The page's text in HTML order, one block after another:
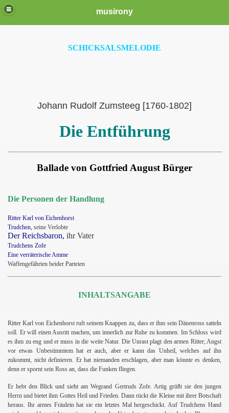
musirony
SCHICKSALSMELODIE
Johann Rudolf Zumsteeg [1760-1802]
Die Entführung
Ballade von Gottfried August Bürger
Die Personen der Handlung
Ritter Karl von Eichenhorst
Trudchen, seine Verlobte
Der Reichsbaron, ihr Vater
Trudchens Zofe
Eine verräterische Amme
Waffengefährten beider Parteien
INHALTSANGABE
Ritter Karl von Eichenhorst ruft seinem Knappen zu, dass er ihm sein Dänenross satteln
soll. Er will einen Ausritt machen, um innerlich zur Ruhe zu kommen. Im Schloss wird
es ihm zu eng und er muss in die weite Natur. Die Unrast plagt den armen Ritter; Angst
vor etwas Unbestimmtem hat er auch, aber er kann das Unheil, welches auf ihn
zukommt, nicht definieren. Er hat niemanden erschlagen, aber man könnte es denken,
denn er spornt sein Ross an, dass die Funken fliegen.
Er hebt den Blick und sieht am Wegrand Gertruds Zofe. Artig grüßt sie den jungen
Herrn und bietet ihm Gottes Heil und Frieden. Dann rückt die Kleine mit ihrer Botschaft
heraus. Ihr armes Fräulein hat sie ein letztes Mal hergeschickt. Auf Trudchens Hand